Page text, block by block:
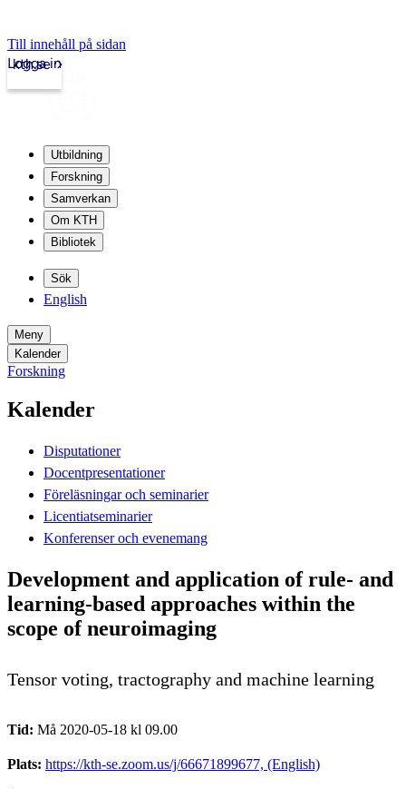
Till innehåll på sidan
kth.se
Logga in
Utbildning
Forskning
Samverkan
Om KTH
Bibliotek
Sök
English
Meny
Kalender
Forskning
Kalender
Disputationer
Docentpresentationer
Föreläsningar och seminarier
Licentiatseminarier
Konferenser och evenemang
Development and application of rule- and
learning-based approaches within the
scope of neuroimaging
Tensor voting, tractography and machine learning
Tid: Må 2020-05-18 kl 09.00
Plats: https://kth-se.zoom.us/j/66671899677, (English)